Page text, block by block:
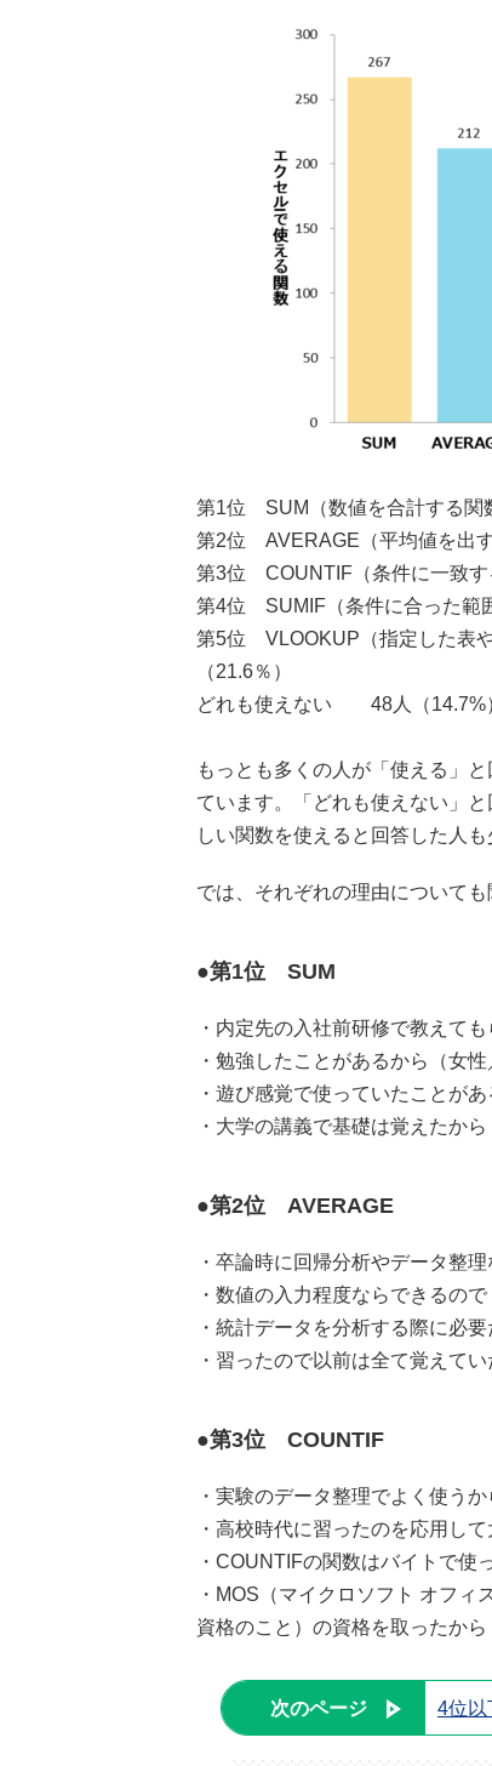
第1位 SUM（数値を合計す
第2位 AVERAGE（平均値を
第3位 COUNTIF（条件に一致
第4位 SUMIF（条件に合った
第5位 VLOOKUP（指定した表
（21.6％）
どれも使えない 48人（14.7%
もっとも多くの人が「使える」
ています。「どれも使えない」
しい関数を使えると回答した人も
では、それぞれの理由について
●第1位 SUM
・内定先の入社前研修で教えて
・勉強したことがあるから（女性
・遊び感覚で使っていたことが
・大学の講義で基礎は覚えたか
●第2位 AVERAGE
・卒論時に回帰分析やデータ整
・数値の入力程度ならできるの
・統計データを分析する際に必
・習ったので以前は全て覚えて
●第3位 COUNTIF
・実験のデータ整理でよく使う
・高校時代に習ったのを応用し
・COUNTIFの関数はバイトで使
・MOS（マイクロソフト オフィ
資格のこと）の資格を取ったから
次のページ 4位以